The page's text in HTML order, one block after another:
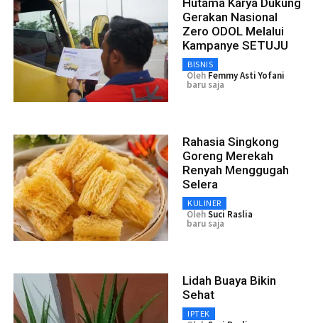
Hutama Karya Dukung
Gerakan Nasional
Zero ODOL Melalui
Kampanye SETUJU
BISNIS
Oleh Femmy Asti Yofani
baru saja
Rahasia Singkong
Goreng Merekah
Renyah Menggugah
Selera
KULINER
OlehSuci Raslia
baru saja
Lidah Buaya Bikin
Sehat
IPTEK